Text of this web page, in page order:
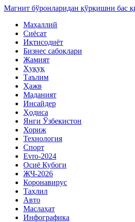
Магнит бўронларидан қўрқишни бас
Маҳаллий
Сиёсат
Иқтисодиёт
Бизнес сабоқлари
Жамият
Ҳуқуқ
Таълим
Ҳажв
Маданият
Инсайдер
Ҳодиса
Янги Ўзбекистон
Хориж
Технология
Спорт
Evro-2024
Осиё Кубоги
ЖЧ-2026
Коронавирус
Таҳлил
Авто
Маслаҳат
Инфографика